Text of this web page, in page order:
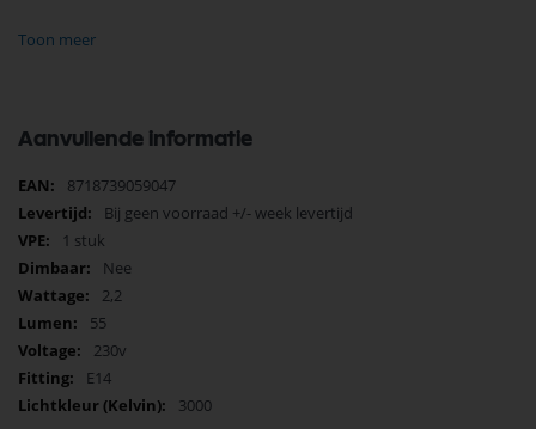
Verfraai uw omgeving met deze energiezuinige LED-lamp. Kies voor
Toon meer
Aanvullende informatie
Meer
informatie
8718739059047
Bij geen voorraad +/- week levertijd
1 stuk
Nee
2,2
55
230v
E14
3000